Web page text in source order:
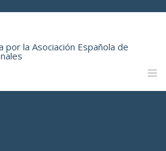
por la Asociación Española de